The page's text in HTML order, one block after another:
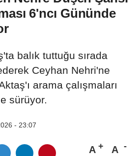
6'ncı Gününde
balık tuttuğu sırada
Ceyhan Nehri'ne
arama çalışmaları
sürüyor.
- 23:07
A A